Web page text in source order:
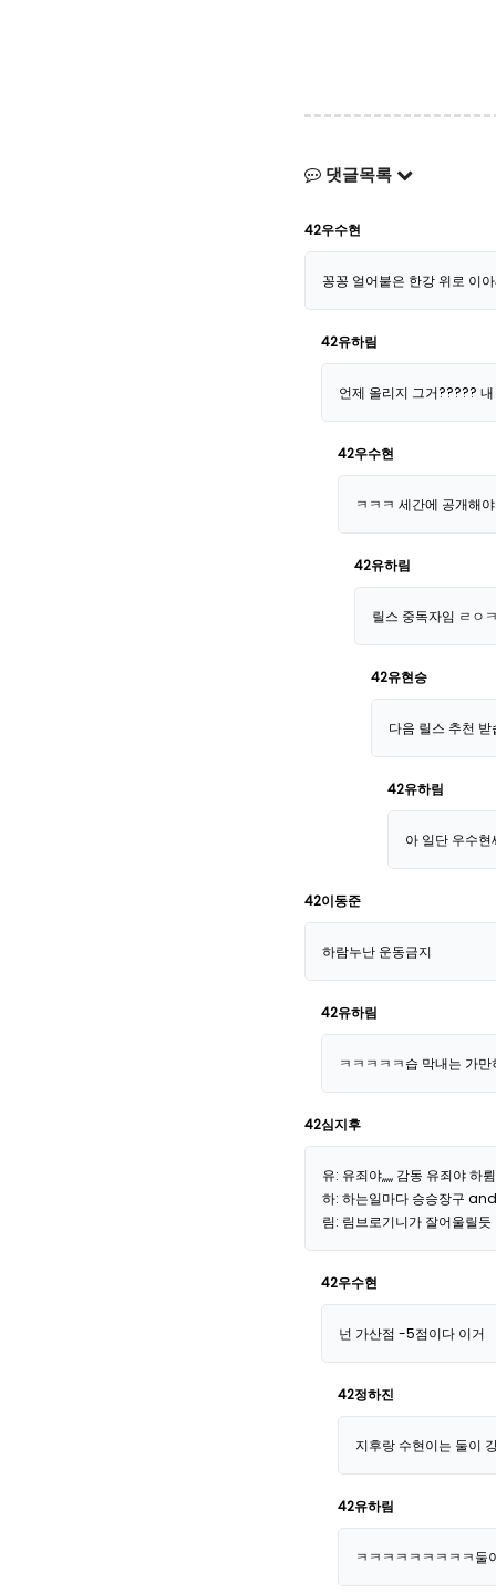
댓글목록
42우수현
꽁꽁 얼어붙은 한강 위로 이
42유하림
언제 올리지 그거?????
42우수현
ㅋㅋㅋ 세간에 공개해
42유하림
릴스 중독자임 ㄹㅇ
42유현승
다음 릴스 추천 받
42유하림
아 일단 우수
42이동준
하람누난 운동금지
42유하림
ㅋㅋㅋㅋㅋ습 막내는 가만
42심지후
유: 유죄야,,,,, 감동 유죄야 하
하: 하는일마다 승승장구
림: 림브로기니가 잘어울릴듯
42우수현
넌 가산점 -5점이다 이거
42정하진
지후랑 수현이는 둘이
42유하림
ㅋㅋㅋㅋㅋㅋㅋㅋㅋ둘